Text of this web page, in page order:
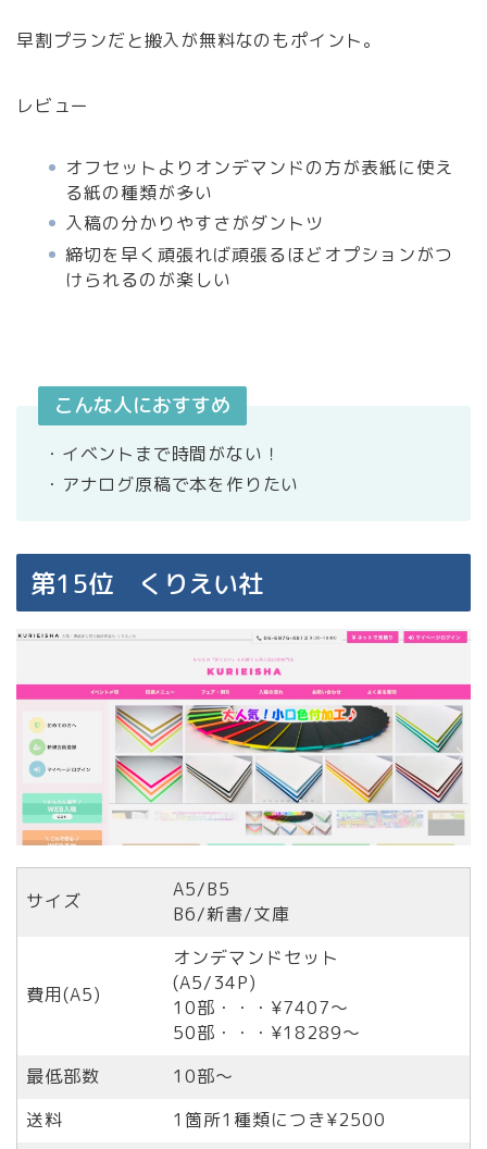
早割プランだと搬入が無料なのもポイント。
レビュー
オフセットよりオンデマンドの方が表紙に使え
る紙の種類が多い
入稿の分かりやすさがダントツ
締切を早く頑張れば頑張るほどオプションがつ
けられるのが楽しい
こんな人におすすめ
・イベントまで時間がない！
・アナログ原稿で本を作りたい
第15位 くりえい社
サイズ
A5/B5
B6/新書/文庫
費用(A5)
オンデマンドセット
(A5/34P)
10部・・・¥7407〜
50部・・・¥18289〜
最低部数
10部〜
送料
1箇所1種類につき¥2500